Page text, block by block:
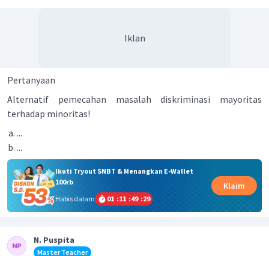
Iklan
Pertanyaan
Alternatif pemecahan masalah diskriminasi mayoritas
terhadap minoritas!
...
...
Ikuti Tryout SNBT & Menangkan E-Wallet
100rb
Habis dalam
01 :11 :49 :28
Klaim
N. Puspita
Master Teacher